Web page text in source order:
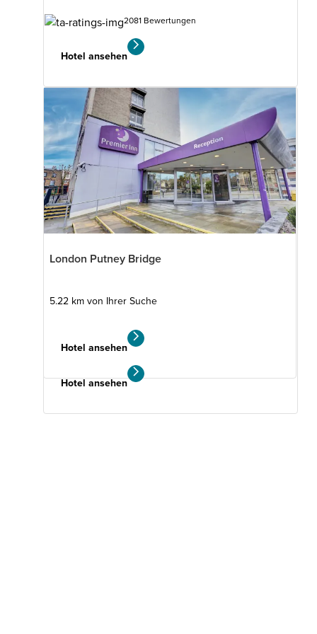
2081 Bewertungen
Hotel ansehen
London Wandsworth3.87
Ihrer
1630 Bewertungen
Hotel ansehen
London Putney Bridge
5.22 km von Ihrer Suche
Hotel ansehen